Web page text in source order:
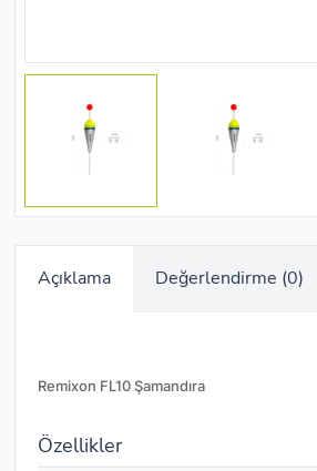
Açıklama Değerlendirme (0)
Remixon FL10 Şamandıra
Özellikler